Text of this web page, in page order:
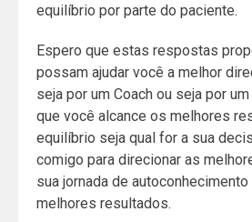
equilíbrio por parte do paciente.
Espero que estas respostas
possam ajudar você a melhor
seja por um Coach ou seja por
que você alcance os melhores
equilíbrio seja qual for a sua
comigo para direcionar as
sua jornada de
melhores resultados.